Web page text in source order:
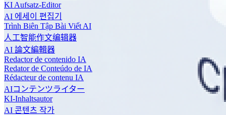
KI Aufsatz-Editor
AI 에세이 편집기
Trình Biên Tập Bài Viết AI
人工智能作文编辑器
AI 論文編輯器
Redactor de contenido IA
Redator de Conteúdo de IA
Rédacteur de contenu IA
AIコンテンツライター
KI-Inhaltsautor
AI 콘텐츠 작가